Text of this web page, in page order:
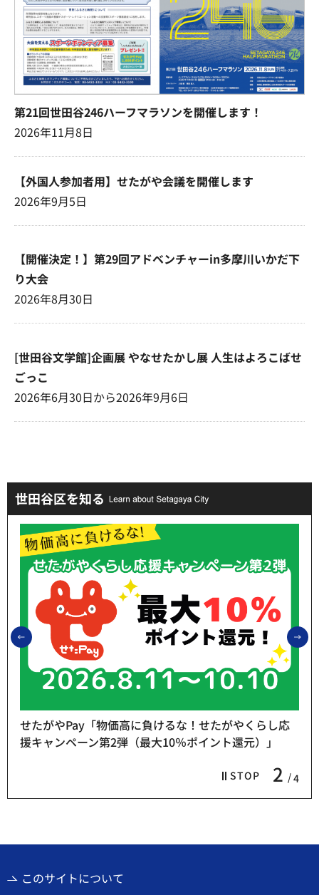
第21回世田谷246ハーフマラソンを開催します！
2026年11月8日
【外国人参加者用】せたがや会議を開催します
2026年9月5日
【開催決定！】第29回アドベンチャーin多摩川いかだ下
り大会
2026年8月30日
[世田谷文学館]企画展 やなせたかし展 人生はよろこばせ
ごっこ
2026年6月30日から2026年9月6日
世田谷区を知る
前のスライドを表示
STOP 2 4
せたがやPay「物価高に負けるな！せたがやくらし応
援キャンペーン第2弾（最大10％ポイント還元）」
このサイトについて